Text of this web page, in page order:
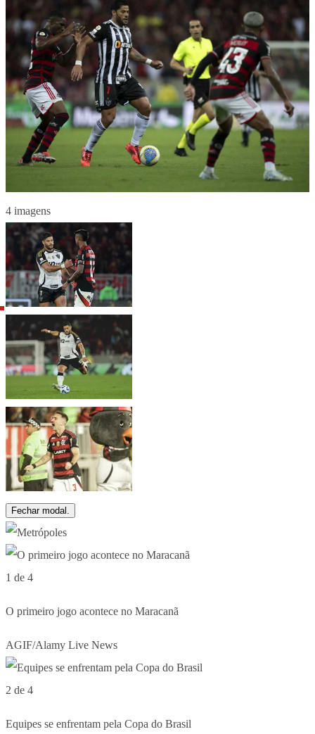
4 imagens
Fechar modal.
1 de 4
O primeiro jogo acontece no Maracanã
AGIF/Alamy Live News
2 de 4
Equipes se enfrentam pela Copa do Brasil